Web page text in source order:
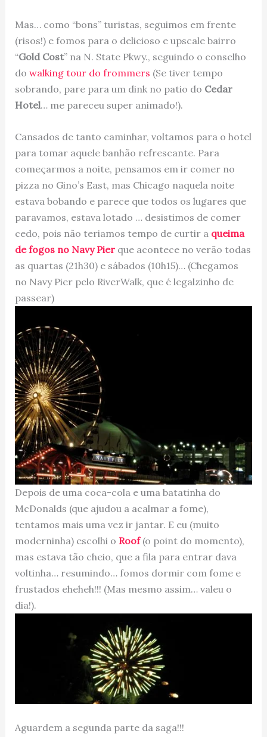
Mas… como “bons” turistas, seguimos em frente
(risos!) e fomos para o delicioso e upscale bairro
“Gold Cost” na N. State Pkwy., seguindo o conselho
do walking tour do frommers (Se tiver tempo
sobrando, pare para um dink no patio do Cedar
Hotel… me pareceu super animado!).
Cansados de tanto caminhar, voltamos para o hotel
para tomar aquele banhão refrescante. Para
começarmos a noite, pensamos em ir comer no
pizza no Gino’s East, mas Chicago naquela noite
estava bobando e parece que todos os lugares que
paravamos, estava lotado … desistimos de comer
cedo, pois não teriamos tempo de curtir a queima
de fogos no Navy Pierque acontece no verão todas
as quartas (21h30) e sábados (10h15)… (Chegamos
no Navy Pier pelo RiverWalk, que é legalzinho de
passear)
Depois de uma coca-cola e uma batatinha do
McDonalds (que ajudou a acalmar a fome),
tentamos mais uma vez ir jantar. E eu (muito
moderninha) escolhi o Roof(o point do momento),
mas estava tão cheio, que a fila para entrar dava
voltinha… resumindo… fomos dormir com fome e
frustados eheheh!!! (Mas mesmo assim… valeu o
dia!).
Aguardem a segunda parte da saga!!!